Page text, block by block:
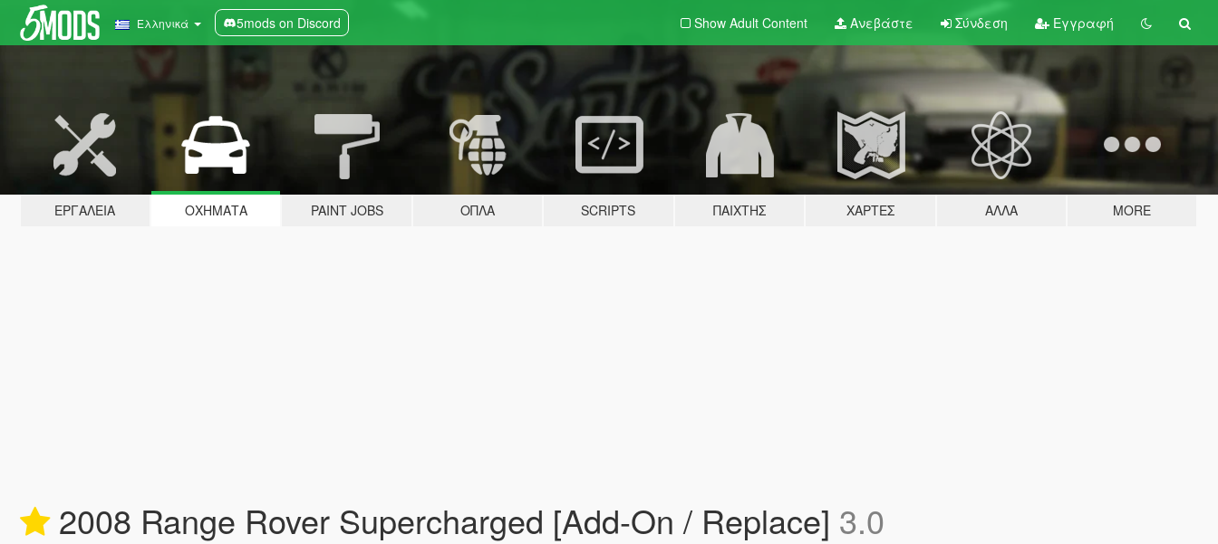
Ελληνικά 5mods on Discord Show Adult Content Ανεβάστε Σύνδεση Εγγραφή
ΕΡΓΑΛΕΊΑ ΟΧΉΜΑΤΑ PAINT JOBS ΌΠΛΑ SCRIPTS ΠΑΊΧΤΗΣ ΧΆΡΤΕΣ ΆΛΛΑ MORE
2008 Range Rover Supercharged [Add-On / Replace] 3.0